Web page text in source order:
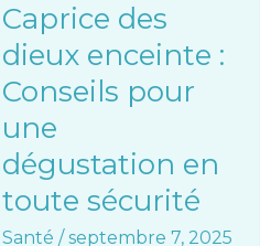
Caprice des
dieux enceinte :
Conseils pour
une
dégustation en
toute sécurité
Santé /septembre 7, 2025
une
dégustation
en
sécurité